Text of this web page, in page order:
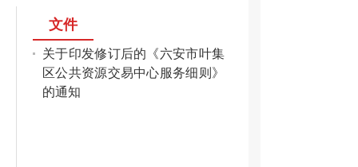
文件
关于印发修订后的《六安市叶集
区公共资源交易中心服务细则》
的通知